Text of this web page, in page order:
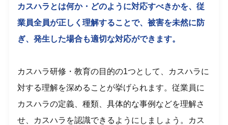
カスハラとは何か・どのように対応すべきかを、従
業員全員が正しく理解することで、被害を未然に防
ぎ、発生した場合も適切な対応ができます。
カスハラ研修・教育の目的の1つとして、カスハラに
対する理解を深めることが挙げられます。従業員に
カスハラの定義、種類、具体的な事例などを理解さ
せ、カスハラを認識できるようにしましょう。カス